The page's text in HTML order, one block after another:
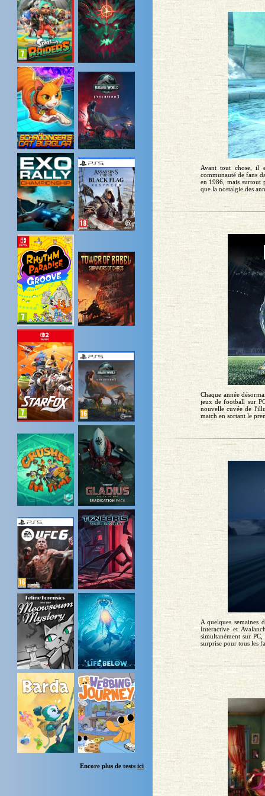
Encore plus de tests ici
Avant tout chose, il
communauté de fans
en 1986, mais surtout
que la nostalgie des
Chaque année
jeux de football sur
nouvelle cuvée de
match en sortant le
A quelques
Interactive et
simultanément sur
surprise pour tous les